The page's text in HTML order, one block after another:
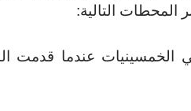
الخمسينيات عندما قدمت